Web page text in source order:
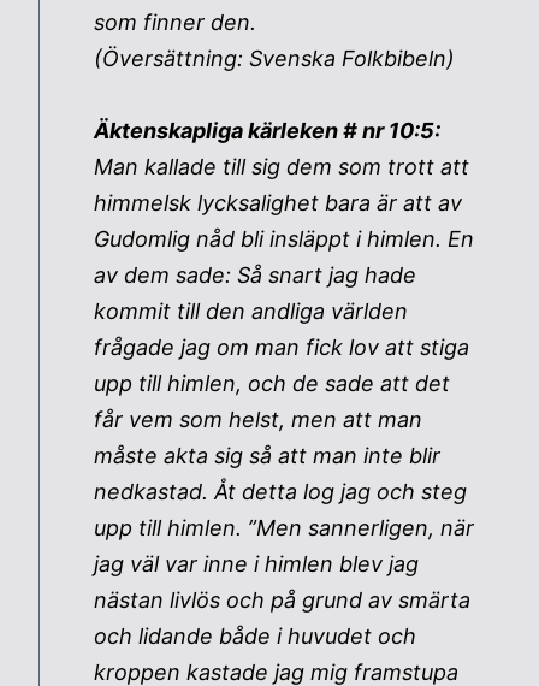
som finner den.
(Översättning: Svenska Folkbibeln)
Äktenskapliga kärleken # nr 10:5:
Man kallade till sig dem som trott att
himmelsk lycksalighet bara är att av
Gudomlig nåd bli insläppt i himlen. En
av dem sade: Så snart jag hade
kommit till den andliga världen
frågade jag om man fick lov att stiga
upp till himlen, och de sade att det
får vem som helst, men att man
måste akta sig så att man inte blir
nedkastad. Åt detta log jag och steg
upp till himlen. ”Men sannerligen, när
jag väl var inne i himlen blev jag
nästan livlös och på grund av smärta
och lidande både i huvudet och
kroppen kastade jag mig framstupa